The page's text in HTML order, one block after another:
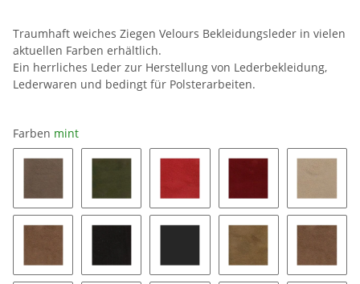
Traumhaft weiches Ziegen Velours Bekleidungsleder in vielen
aktuellen Farben erhältlich.
Ein herrliches Leder zur Herstellung von Lederbekleidung,
Lederwaren und bedingt für Polsterarbeiten.
Farben mint
1025 1195 1523 1556 2381